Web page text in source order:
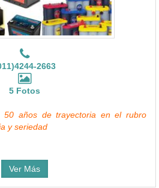
2663
5 Fotos
50 años de trayectoria en el rubro
y seriedad
Ver Más